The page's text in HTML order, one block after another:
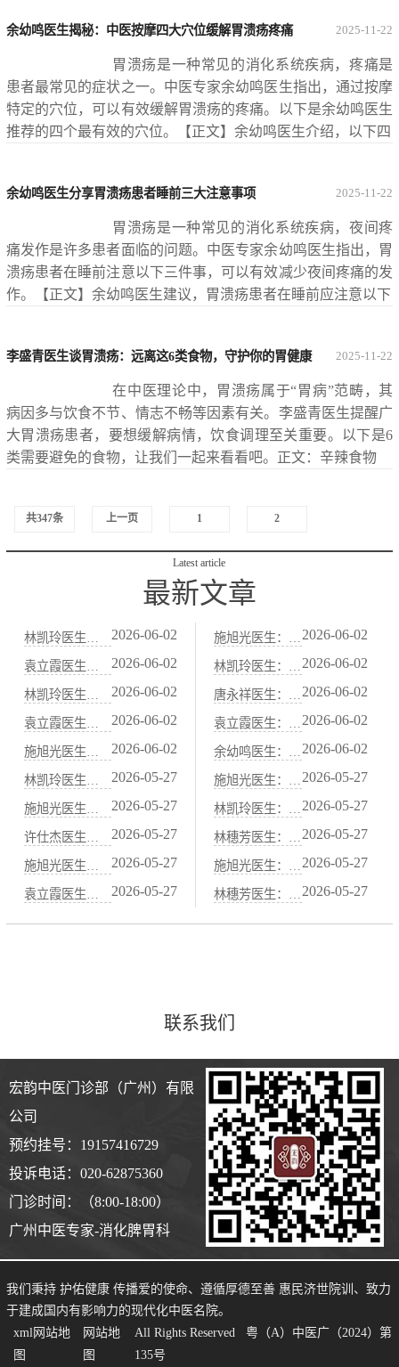
余幼鸣医生揭秘：中医按摩四大穴位缓解胃溃疡疼痛 2025-11-22
胃溃疡是一种常见的消化系统疾病，疼痛是
患者最常见的症状之一。中医专家余幼鸣医生指出，通过按摩
特定的穴位，可以有效缓解胃溃疡的疼痛。以下是余幼鸣医生
推荐的四个最有效的穴位。【正文】余幼鸣医生介绍，以下四
余幼鸣医生分享胃溃疡患者睡前三大注意事项 2025-11-22
胃溃疡是一种常见的消化系统疾病，夜间疼
痛发作是许多患者面临的问题。中医专家余幼鸣医生指出，胃
溃疡患者在睡前注意以下三件事，可以有效减少夜间疼痛的发
作。【正文】余幼鸣医生建议，胃溃疡患者在睡前应注意以下
李盛青医生谈胃溃疡：远离这6类食物，守护你的胃健康 2025-11-22
在中医理论中，胃溃疡属于“胃病”范畴，其
病因多与饮食不节、情志不畅等因素有关。李盛青医生提醒广
大胃溃疡患者，要想缓解病情，饮食调理至关重要。以下是6
类需要避免的食物，让我们一起来看看吧。正文：辛辣食物
共347条 上一页 1 2
3 4 5 6
最后一页
Latest article
最新文章
2026-06-02 2026-06-02
2026-06-02 2026-06-02
2026-06-02 2026-06-02
2026-06-02 2026-06-02
2026-06-02 2026-06-02
2026-05-27 2026-05-27
2026-05-27 2026-05-27
2026-05-27 2026-05-27
2026-05-27 2026-05-27
2026-05-27 2026-05-27
联系我们
宏韵中医门诊部（广州）有限
公司
预约挂号：19157416729
投诉电话：020-62875360
门诊时间：（8:00-18:00）
广州中医专家-消化脾胃科
我们秉持 护佑健康 传播爱的使命、遵循厚德至善 惠民济世院训、致力
于建成国内有影响力的现代化中医名院。
xml网站地
图
网站地
图
All Rights Reserved 粤（A）中医广（2024）第
135号